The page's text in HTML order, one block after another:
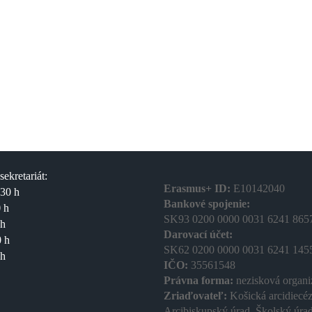
h
h
h
Erasmus+ ID: E10142040
Bankové spojenie:
SK93 0200 0000 0031 6241
Darovací účet:
SK62 0200 0000 0031 6241
IČO: 35561548
Právna forma: nezisková
Zriaďovateľ: Košická